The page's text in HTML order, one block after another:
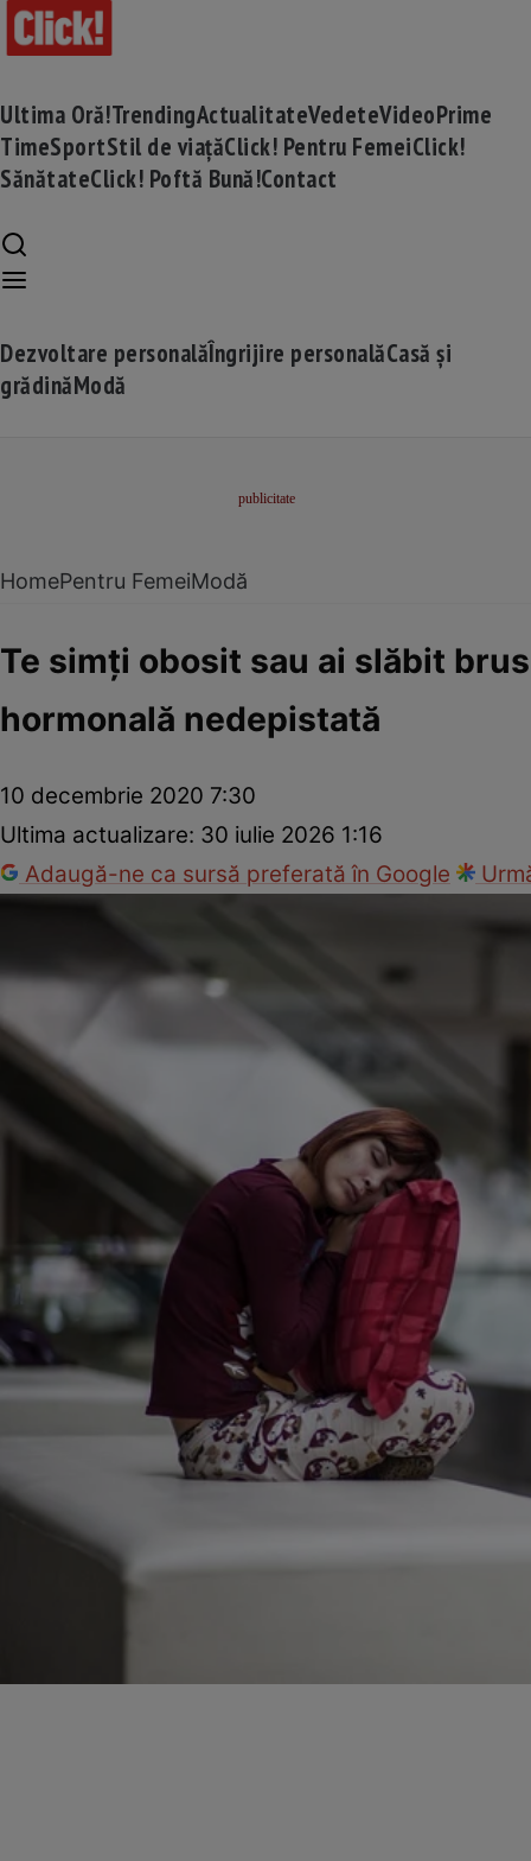
Ultima Oră!TrendingActualitateVedeteVideoPrime
TimeSportStil de viațăClick! Pentru FemeiClick!
SănătateClick! Poftă Bună!Contact
Dezvoltare personalăÎngrijire personalăCasă și
grădinăModă
HomePentru FemeiModă
Te simţi obosit sau ai slăbit
hormonală nedepistată
10 decembrie 2020 7:30
Ultima actualizare: 30 iulie 2026 1:16
Adaugă-ne ca sursă preferată în Google